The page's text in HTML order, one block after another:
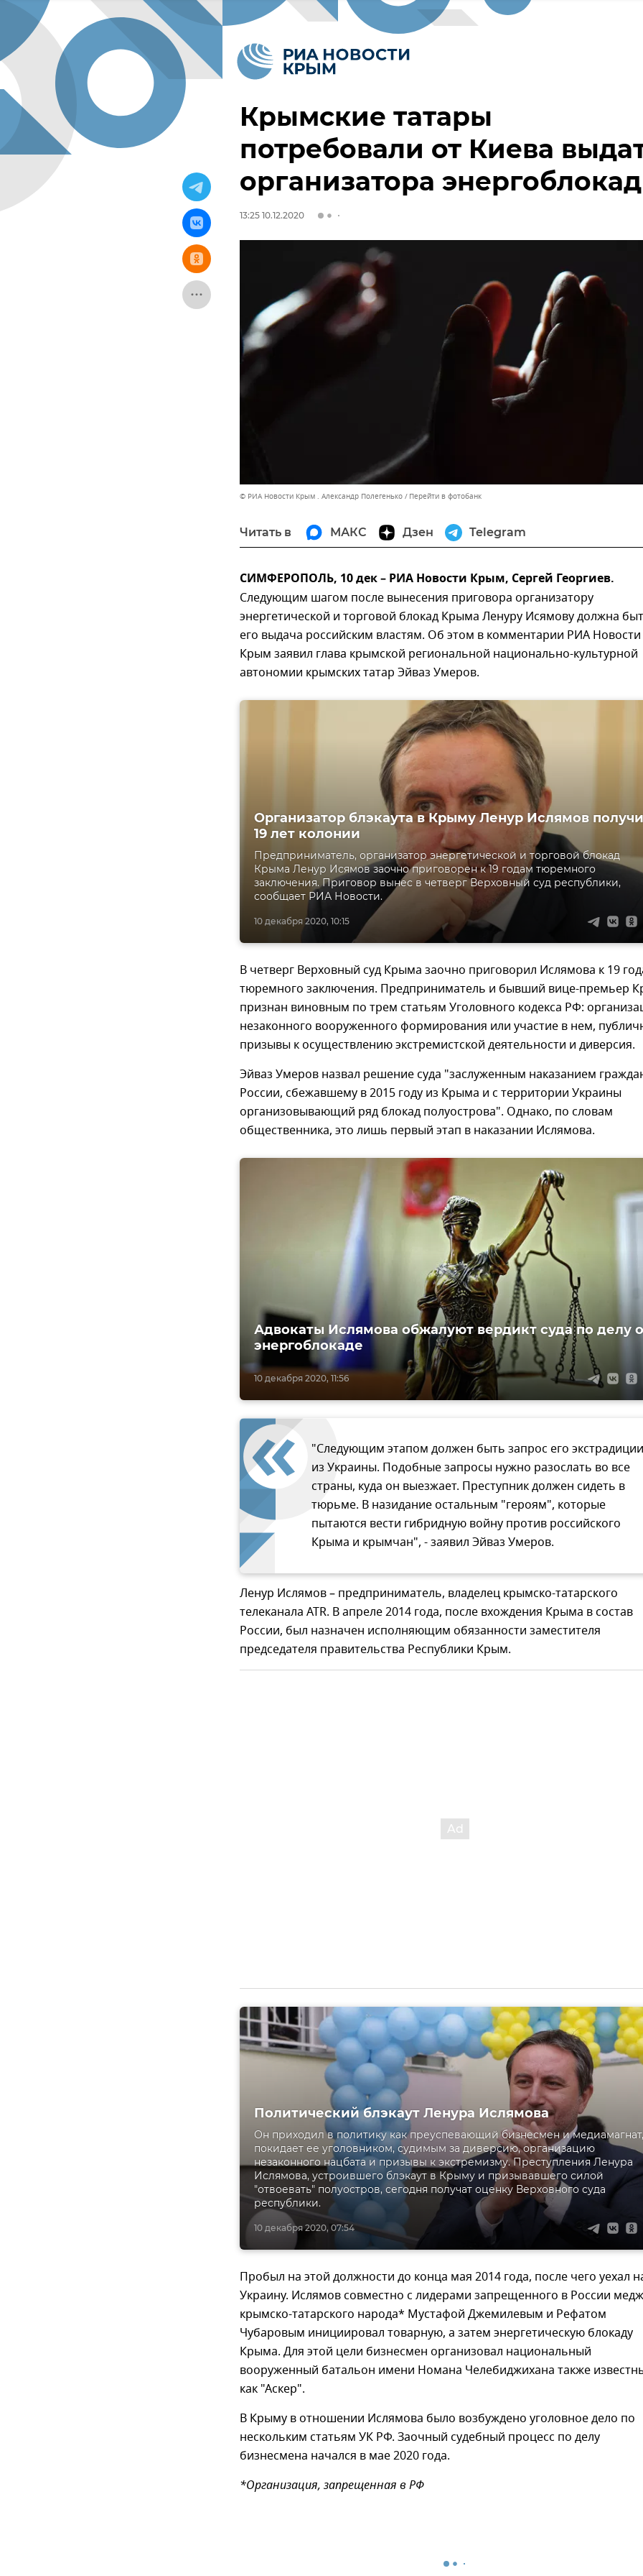
Крымские татары
потребовали от Киева
организатора
13:25 10.12.2020
© РИА Новости Крым . Александр Полегенько Перейти в фотобанк
Читать в МАКС Дзен Telegram
СИМФЕРОПОЛЬ, 10 дек – РИА Новости Крым, Сергей Георгиев.
Следующим шагом после вынесения приговора организатору
энергетической и торговой блокад Крыма Ленуру Исямову должна
его выдача российским властям. Об этом в комментарии РИА Новости
Крым заявил глава крымской региональной национально-культурной
автономии крымских татар Эйваз Умеров.
10 декабря 2020, 10:15
Организатор блэкаута в Крыму Ленур Ислямов
19 лет колонии
Предприниматель, организатор энергетической и торговой блокад
Крыма Ленур Исямов заочно приговорен к 19 годам тюремного
заключения. Приговор вынес в четверг Верховный суд республики,
сообщает РИА Новости.
В четверг Верховный суд Крыма заочно приговорил Ислямова к 19
тюремного заключения. Предприниматель и бывший вице-премьер
признан виновным по трем статьям Уголовного кодекса РФ:
незаконного вооруженного формирования или участие в нем,
призывы к осуществлению экстремистской деятельности и диверсия.
Эйваз Умеров назвал решение суда "заслуженным наказанием
России, сбежавшему в 2015 году из Крыма и с территории Украины
организовывающий ряд блокад полуострова". Однако, по словам
общественника, это лишь первый этап в наказании Ислямова.
10 декабря 2020, 11:56
Адвокаты Ислямова обжалуют вердикт суда по делу
энергоблокаде
"Следующим этапом должен быть запрос его экстрадиции
из Украины. Подобные запросы нужно разослать во все
страны, куда он выезжает. Преступник должен сидеть в
тюрьме. В назидание остальным "героям", которые
пытаются вести гибридную войну против российского
Крыма и крымчан", - заявил Эйваз Умеров.
Ленур Ислямов – предприниматель, владелец крымско-татарского
телеканала ATR. В апреле 2014 года, после вхождения Крыма в состав
России, был назначен исполняющим обязанности заместителя
председателя правительства Республики Крым.
10 декабря 2020, 07:54
Политический блэкаут Ленура Ислямова
Он приходил в политику как преуспевающий бизнесмен и
покидает ее уголовником, судимым за диверсию, организацию
незаконного нацбата и призывы к экстремизму. Преступления Ленура
Ислямова, устроившего блэкаут в Крыму и призывавшего силой
"отвоевать" полуостров, сегодня получат оценку Верховного суда
республики.
Пробыл на этой должности до конца мая 2014 года, после чего уехал
Украину. Ислямов совместно с лидерами запрещенного в России
крымско-татарского народа* Мустафой Джемилевым и Рефатом
Чубаровым инициировал товарную, а затем энергетическую блокаду
Крыма. Для этой цели бизнесмен организовал национальный
вооруженный батальон имени Номана Челебиджихана также
как "Аскер".
В Крыму в отношении Ислямова было возбуждено уголовное дело по
нескольким статьям УК РФ. Заочный судебный процесс по делу
бизнесмена начался в мае 2020 года.
*Организация, запрещенная в РФ